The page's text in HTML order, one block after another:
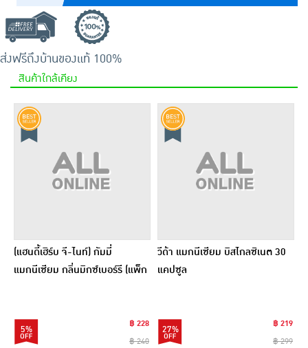
ส่งฟรีถึงบ้านของแท้ 100%
สินค้าใกล้เคียง
(แฮนดี้เฮิร์บ จี-ไนท์) กัมมี่
แมกนีเซียม กลิ่นมิกซ์เบอร์รี (แพ็ก
5%
฿ 228
฿ 240
วีด้า แมกนีเซียม บิสไกลซิเนต 30
แคปซูล
27%
฿ 219
฿ 299